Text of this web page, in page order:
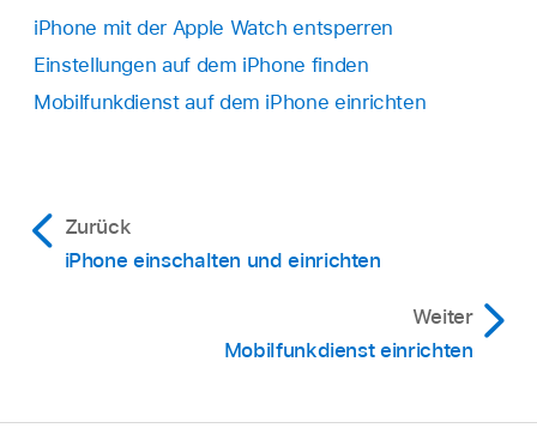
iPhone mit der Apple Watch entsperren
Einstellungen auf dem iPhone finden
Mobilfunkdienst auf dem iPhone einrichten
Zurück
iPhone einschalten und einrichten
Weiter
Mobilfunkdienst einrichten